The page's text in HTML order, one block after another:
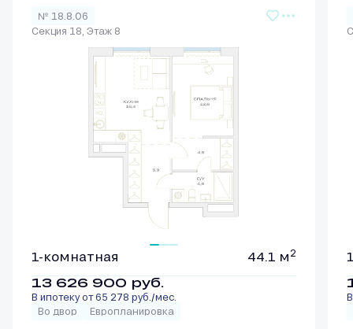
№ 18.8.06
Секция 18, Этаж 8
1-комнатная 44.1 м 2
13 626 900 руб.
В ипотеку от 65 278 руб./мес.
Во двор
Европланировка